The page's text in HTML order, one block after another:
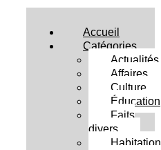
Accueil
Catégories
Actualités
Affaires
Culture
Éducation
Faits
divers
Habitation